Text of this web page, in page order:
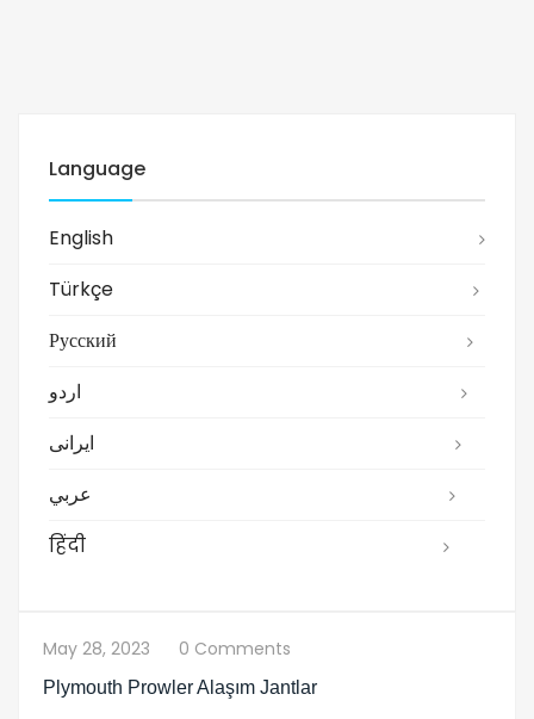
Language
English
Türkçe
Русский
اردو
ایرانی
عربي
हिंदी
May 28, 2023 0 Comments
Plymouth Prowler Alaşım Jantlar